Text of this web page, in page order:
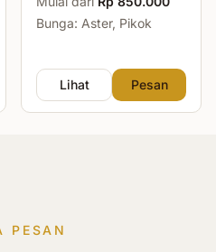
Bunga: Aster, Pikok
Lihat Pesan
PESAN